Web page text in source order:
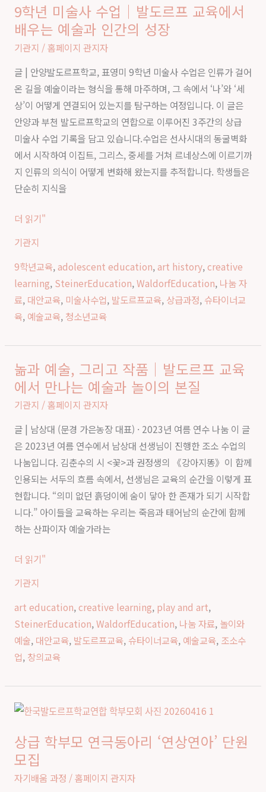
나
는
새
로
운
학
교
생
활
9학년 미술사 수업｜발도르프 교육에서
배우는 예술과 인간의 성장
기관지 /홈페이지 관지자
글 | 안양발도르프학교, 표영미 9학년 미술사 수업은 인류가 걸어
온 길을 예술이라는 형식을 통해 마주하며, 그 속에서 ‘나’와 ‘세
상’이 어떻게 연결되어 있는지를 탐구하는 여정입니다. 이 글은
안양과 부천 발도르프학교의 연합으로 이루어진 3주간의 상급
미술사 수업 기록을 담고 있습니다.수업은 선사시대의 동굴벽화
에서 시작하여 이집트, 그리스, 중세를 거쳐 르네상스에 이르기까
지 인류의 의식이 어떻게 변화해 왔는지를 추적합니다. 학생들은
단순히 지식을
9
학
년
술
사
수
업
｜
발
도
르
교
육
서
예
과
인
간
의
성
장
더 읽기"
기관지
9학년교육,adolescent education,art history,creative
learning, SteinerEducation,WaldorfEducation, 나눔 자
료, 대안교육, 미술사수업, 발도르프교육, 상급과정, 슈타이너교
육, 예술교육, 청소년교육
놂과 예술, 그리고 작품｜발도르프 교육
에서 만나는 예술과 놀이의 본질
기관지 /홈페이지 관지자
글 | 남상대 (문경 가은농장 대표) · 2023년 여름 연수 나눔 이 글
은 2023년 여름 연수에서 남상대 선생님이 진행한 조소 수업의
나눔입니다. 김춘수의 시 <꽃>과 권정생의 《강아지똥》이 함께
인용되는 서두의 흐름 속에서, 선생님은 교육의 순간을 이렇게 표
현합니다. “의미 없던 흙덩이에 숨이 닿아 한 존재가 되기 시작합
니다.” 아이들을 교육하는 우리는 죽음과 태어남의 순간에 함께
하는 산파이자 예술가라는
놂
과
예
그
리
고
작
품
｜
발
르
프
에
서
나
는
예
술
과
놀
이
더 읽기"
기관지
art education,creative learning, play and art,
SteinerEducation,WaldorfEducation, 나눔 자료, 놀이와
예술, 대안교육, 발도르프교육, 슈타이너교육, 예술교육, 조소수
업, 창의교육
상급 학부모 연극동아리 ‘연상연아’ 단원
모집
자기배움 과정 /홈페이지 관지자
상
학
부
모